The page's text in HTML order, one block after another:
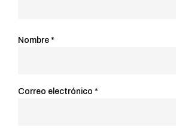
Nombre *
Correo electrónico *